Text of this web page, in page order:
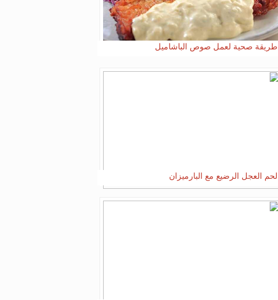
طريقة صحية لعمل صوص الباشاميل
لحم العجل الرضيع مع البارميزان